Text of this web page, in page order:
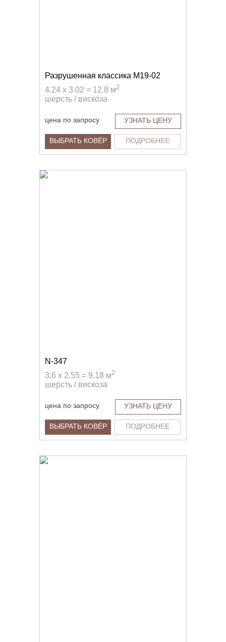
Разрушенная классика M19-02
4.24 x 3.02 = 12.8 м2
шерсть / вискоза
цена по запросу УЗНАТЬ ЦЕНУ
ВЫБРАТЬ КОВЁР ПОДРОБНЕЕ
N-347
3.6 x 2.55 = 9.18 м2
шерсть / вискоза
цена по запросу УЗНАТЬ ЦЕНУ
ВЫБРАТЬ КОВЁР ПОДРОБНЕЕ